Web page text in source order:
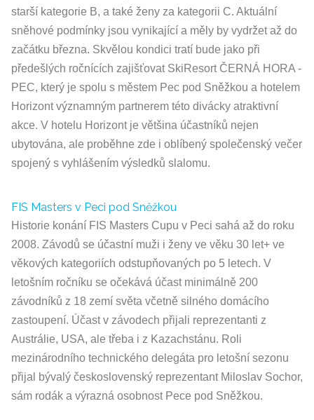
starší kategorie B, a také ženy za kategorii C. Aktuální
sněhové podmínky jsou vynikající a měly by vydržet až do
začátku března. Skvělou kondici tratí bude jako při
předešlých ročnících zajišťovat SkiResort ČERNÁ HORA -
PEC, který je spolu s městem Pec pod Sněžkou a hotelem
Horizont významným partnerem této divácky atraktivní
akce. V hotelu Horizont je většina účastníků nejen
ubytována, ale proběhne zde i oblíbený společenský večer
spojený s vyhlášením výsledků slalomu.
FIS Masters v Peci pod Sněžkou
Historie konání FIS Masters Cupu v Peci sahá až do roku
2008. Závodů se účastní muži i ženy ve věku 30 let+ ve
věkových kategoriích odstupňovaných po 5 letech. V
letošním ročníku se očekává účast minimálně 200
závodníků z 18 zemí světa včetně silného domácího
zastoupení. Účast v závodech přijali reprezentanti z
Austrálie, USA, ale třeba i z Kazachstánu. Roli
mezinárodního technického delegáta pro letošní sezonu
přijal bývalý československý reprezentant Miloslav Sochor,
sám rodák a výrazná osobnost Pece pod Sněžkou.